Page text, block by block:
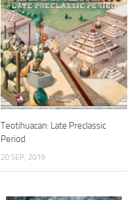
Teotihuacan: Late Preclassic
Period
20 SEP, 2019